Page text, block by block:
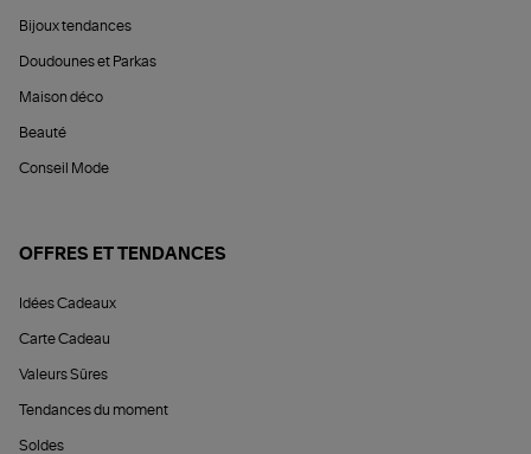
Bijoux tendances
Doudounes et Parkas
Maison déco
Beauté
Conseil Mode
OFFRES ET TENDANCES
Idées Cadeaux
Carte Cadeau
Valeurs Sûres
Tendances du moment
Soldes